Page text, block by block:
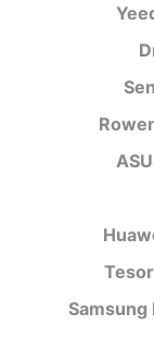
Samsung